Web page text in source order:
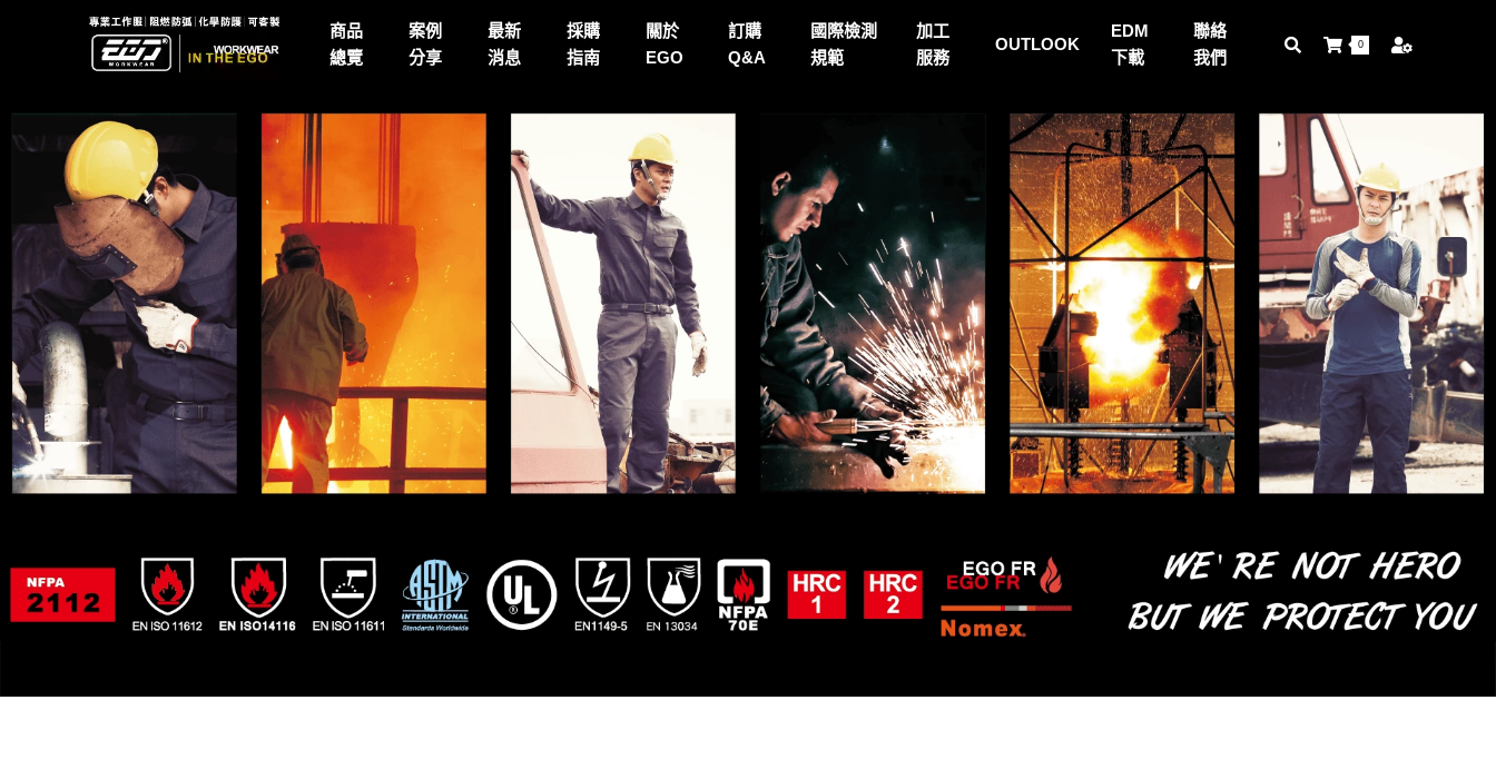
商品
總覽
案例
分享
最新
消息
採購
指南
關於
EGO
訂購
Q&A
國際檢測
規範
加工
服務
OUTLOOK
EDM
下載
聯絡
我們
0